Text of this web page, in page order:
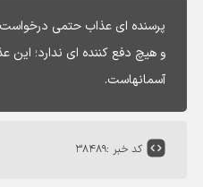
پرسنده ای عذاب حتمی درخواست
و هیچ دفع کننده ای ندارد؛ این
آسمانهاست.
کد خبر :۳۸۴۸۹